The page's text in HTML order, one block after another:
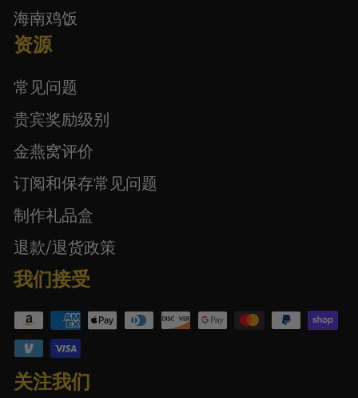
海南鸡饭
资源
常见问题
贵宾奖励级别
金燕窝评价
订阅和保存常见问题
制作礼品盒
退款/退货政策
我们接受
关注我们